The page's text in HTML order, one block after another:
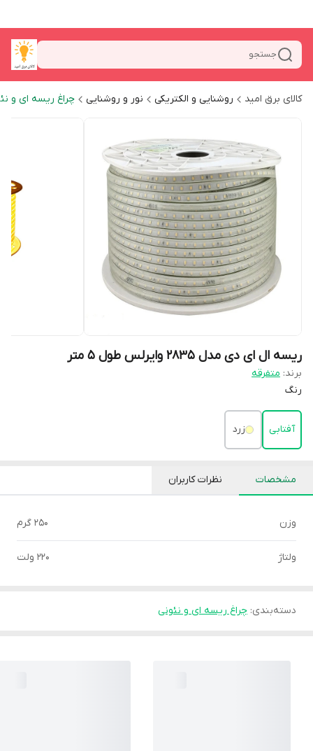
جستجو
کالای برق امید روشنایی و الکتریکی نور و روشنایی چراغ ریسه ای و
ریسه ال ای دی مدل 2835 وایرلس طول 5 متر
برند: متفرقه
رنگ
آفتابی زرد
مشخصات نظرات کاربران
وزن 250 گرم
ولتاژ 220 ولت
دسته‌بندی: چراغ ریسه ای و نئونی